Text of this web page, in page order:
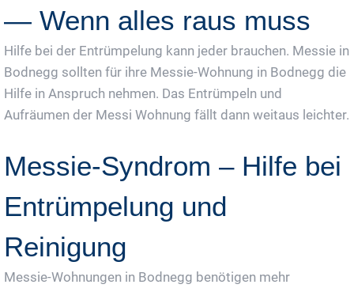
— Wenn alles raus muss
Hilfe bei der Entrümpelung kann jeder brauchen. Messie in
Bodnegg sollten für ihre Messie-Wohnung in Bodnegg die
Hilfe in Anspruch nehmen. Das Entrümpeln und
Aufräumen der Messi Wohnung fällt dann weitaus leichter.
Messie-Syndrom – Hilfe bei
Entrümpelung und
Reinigung
Messie-Wohnungen in Bodnegg benötigen mehr